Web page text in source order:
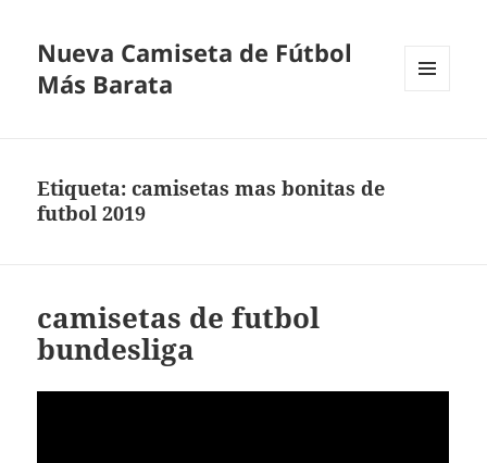
Nueva Camiseta de Fútbol
Más Barata
Etiqueta:camisetas mas bonitas de
futbol 2019
camisetas de futbol
bundesliga